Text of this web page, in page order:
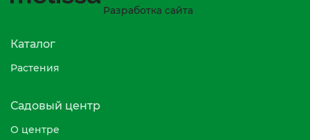
Разработка сайта
Каталог
Растения
Садовый центр
О центре